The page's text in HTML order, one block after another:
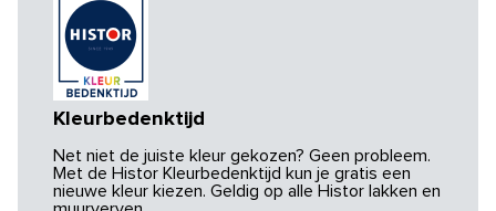
Kleurbedenktijd
Net niet de juiste kleur gekozen? Geen probleem.
Met de Histor Kleurbedenktijd kun je gratis een
nieuwe kleur kiezen. Geldig op alle Histor lakken en